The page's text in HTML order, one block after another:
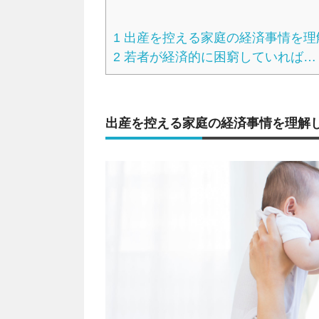
1 出産を控える家庭の経済事情を
2 若者が経済的に困窮していれば…
出産を控える家庭の経済事情を理解